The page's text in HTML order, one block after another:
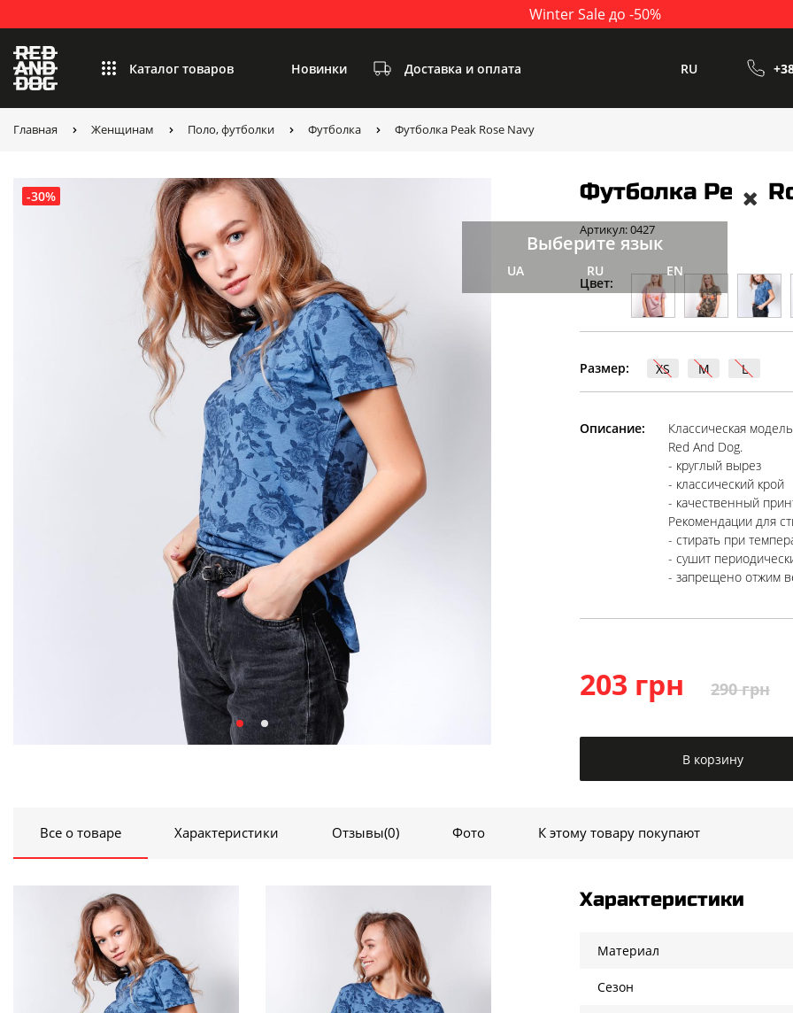
Winter Sale до -50%
Каталог товаров Новинки Доставка и оплата RU
Главная Женщинам Поло, футболки Футболка Футболка Peak Rose Navy
-30% Футболка Peak
Артикул: 0427
Цвет:
Размер: XS M L
Описание:
Классическая
Red And Dog.
- круглый вырез
- классический крой
- качественный
Рекомендации для
- стирать при
- сушит
- запрещено отжим
203 грн 290 грн
В корзину
Все о товаре Характеристики Отзывы(0) Фото К этому товару покупают
Характеристики
Материал
Сезон
Выберите язык
UA RU EN